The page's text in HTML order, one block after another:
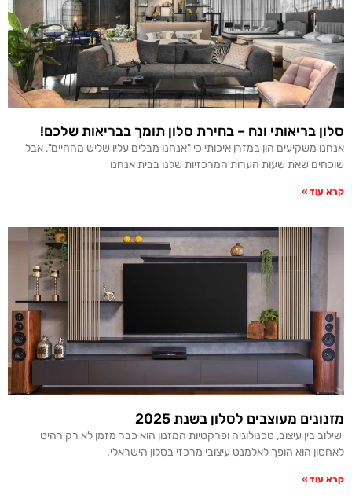
סלון בריאותי ונח – בחירת סלון תומך בבריאות שלכם!
אנחנו משקיעים הון במזרן איכותי כי "אנחנו מבלים עליו שליש מהחיים", אבל
שוכחים שאת שעות הערות המרכזיות שלנו בבית אנחנו
קרא עוד »
מזנונים מעוצבים לסלון בשנת 2025
שילוב בין עיצוב, טכנולוגיה ופרקטיות המזנון הוא כבר מזמן לא רק רהיט
לאחסון הוא הופך לאלמנט עיצובי מרכזי בסלון הישראלי.
קרא עוד »